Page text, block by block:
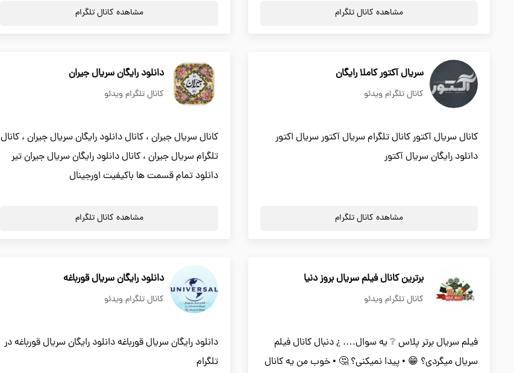
مشاهده کانال تلگرام مشاهده کانال تلگرام
سریال آکتور کاملا رایگان
کانال تلگرام ویدئو
کانال سریال آکتور کانال تلگرام سریال آکتور سریال اکتور
دانلود رایگان سریال آکتور
مشاهده کانال تلگرام
دانلود رایگان سریال جیران
کانال تلگرام ویدئو
کانال سریال جیران ، کانال دانلود رایگان سریال جیران ، کانال
تلگرام سریال جیران ، کانال دانلود رایگان سریال جیران تیر
دانلود تمام قسمت ها باکیفیت اورجینال
مشاهده کانال تلگرام
برترین کانال فیلم سریال بروز دنیا
کانال تلگرام ویدئو
فیلم سریال برتر پلاس ❔ یه سوال…. ¿ دنبال کانال فیلم
سریال میگردی؟ 😁 • پیدا نمیکنی؟ 🤔 • خوب من یه کانال
دانلود رایگان سریال قورباغه
کانال تلگرام ویدئو
دانلود رایگان سریال قورباغه دانلود رایگان سریال قورباغه در
تلگرام